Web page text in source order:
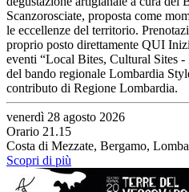
Scanzorosciate, proposta come
le eccellenze del territorio.
proprio posto direttamente QUI
eventi “Local Bites, Cultural Sites
del bando regionale Lombardia
contributo di Regione Lombardia.
venerdì 28 agosto 2026
Orario 21.15
Costa di Mezzate, Bergamo,
Scopri di più